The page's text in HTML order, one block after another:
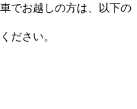
でお越しの方は、以下の
ださい。